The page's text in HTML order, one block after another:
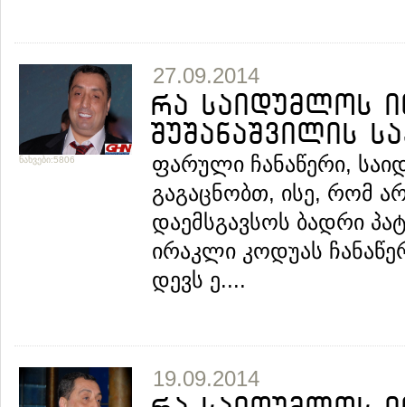
ნახვები:5806
27.09.2014
რა საიდუმლოს
შუშანაშვილის
ფარული ჩანაწერი,
გაგაცნობთ, ისე, რომ
დაემსგავსოს ბადრი
ირაკლი კოდუას
დევს ე....
19.09.2014